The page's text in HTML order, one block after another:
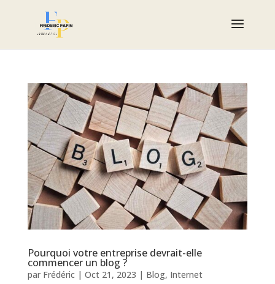
Pourquoi votre entreprise devrait-elle
commencer un blog ?
par Frédéric| Oct 21, 2023 | Blog, Internet